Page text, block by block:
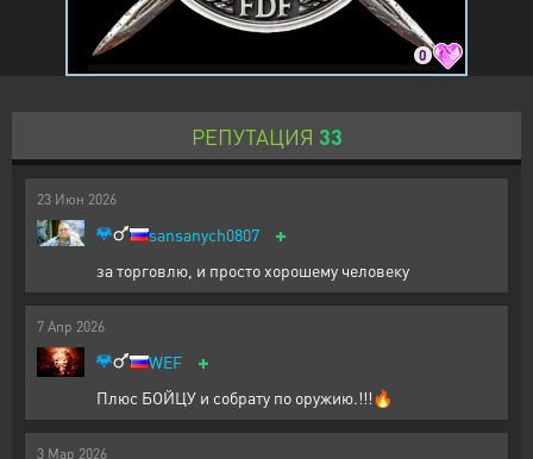
0
РЕПУТАЦИЯ 33
23 Июн 2026
sansanych0807 +
за торговлю, и просто хорошему человеку
7 Апр 2026
WEF +
Плюс БОЙЦУ и собрату по оружию.!!!🔥
3 Мар 2026